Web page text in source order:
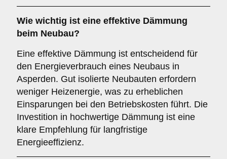
Wie wichtig ist eine effektive Dämmung
beim Neubau?
Eine effektive Dämmung ist entscheidend für
den Energieverbrauch eines Neubaus in
Asperden. Gut isolierte Neubauten erfordern
weniger Heizenergie, was zu erheblichen
Einsparungen bei den Betriebskosten führt. Die
Investition in hochwertige Dämmung ist eine
klare Empfehlung für langfristige
Energieeffizienz.